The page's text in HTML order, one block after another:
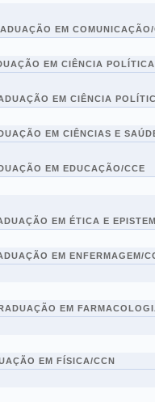
EM COMUNICAÇÃO/
EM CIÊNCIA
EM CIÊNCIA
EM CIÊNCIAS E
EM EDUCAÇÃO/CCE
EM ÉTICA E
EM ENFERMAGEM/
EM
EM FÍSICA/CCN